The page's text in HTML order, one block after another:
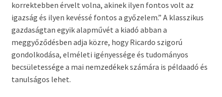
korrektebben érvelt volna, akinek ilyen fontos volt az
igazság és ilyen kevéssé fontos a győzelem.” A klasszikus
gazdaságtan egyik alapművét a kiadó abban a
meggyőződésben adja közre, hogy Ricardo szigorú
gondolkodása, elméleti igényessége és tudományos
becsületessége a mai nemzedékek számára is példaadó és
tanulságos lehet.